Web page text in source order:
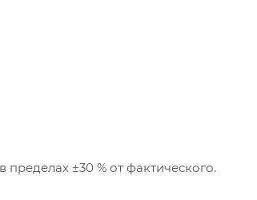
±30 % от фактического.